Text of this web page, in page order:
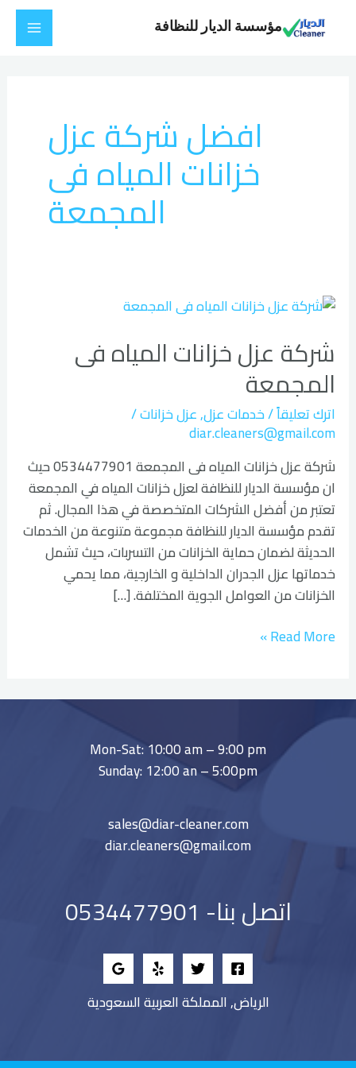
مؤسسة الديار للنظافة
Main
افضل شركة عزل
خزانات المياه فى
المجمعة
شركة عزل خزانات المياه فى
المجمعة
اترك تعليقاً/خدمات عزل,عزل خزانات/
diar.cleaners@gmail.com
شركة عزل خزانات المياه فى المجمعة 0534477901 حيث
ان مؤسسة الديار للنظافة لعزل خزانات المياه في المجمعة
تعتبر من أفضل الشركات المتخصصة في هذا المجال. ثم
تقدم مؤسسة الديار للنظافة مجموعة متنوعة من الخدمات
الحديثة لضمان حماية الخزانات من التسربات، حيث تشمل
خدماتها عزل الجدران الداخلية و الخارجية، مما يحمي
الخزانات من العوامل الجوية المختلفة. […]
شركة
خزانات
المياه
فى
المجمعة
Read More »
Mon-Sat: 10:00 am – 9:00 pm
Sunday: 12:00 an – 5:00pm
sales@diar-cleaner.com
diar.cleaners@gmail.com
اتصل بنا- 0534477901
الرياض, المملكة العربية السعودية